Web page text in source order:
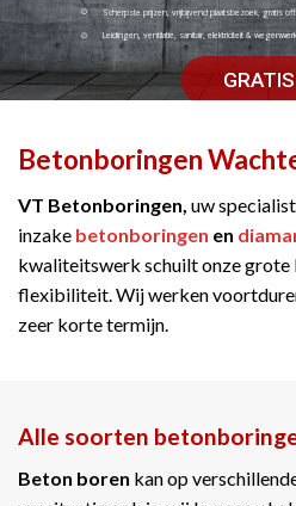
Scherpste prijzen, vrijbijvend plaatsbezoek, gratis
Leidingen, ventilatie, sanitair, elektriciteit &
Betonboringen
VT Betonboringen, uw specialist
inzake betonboringen en
kwaliteitswerk schuilt onze grote
flexibiliteit. Wij werken
zeer korte termijn.
Alle soorten
Beton boren kan op